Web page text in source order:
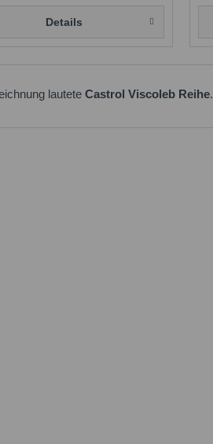
Details
lautete Castrol Viscoleb Reihe.